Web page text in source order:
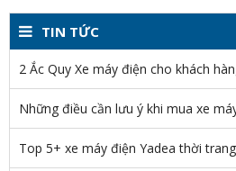
TIN TỨC
2 Ắc Quy Xe máy điện cho khách
Những điều cần lưu ý khi mua xe
Top 5+ xe máy điện Yadea thời